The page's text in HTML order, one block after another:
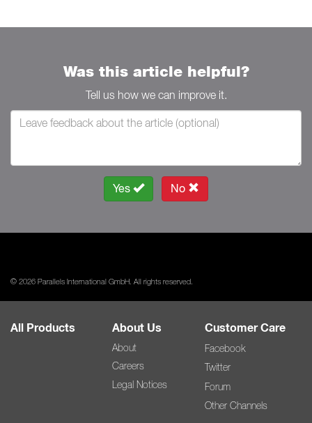
Was this article helpful?
Tell us how we can improve it.
Yes No
© 2026 Parallels International GmbH. All rights reserved.
All Products About Us
About
Careers
Legal Notices
Customer Care
Facebook
Twitter
Forum
Other Channels